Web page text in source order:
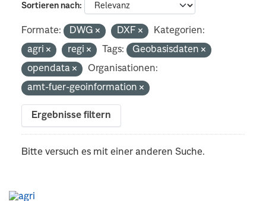
Sortieren nach
Formate: DWG DXF
Kategorien:
agri
regi Tags:
Geobasisdaten
opendata
Organisationen:
amt-fuer-geoinformation
Ergebnisse filtern
Bitte versuch es mit einer anderen Suche.